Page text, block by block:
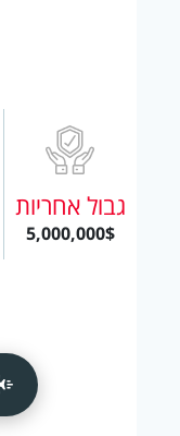
גבול אחריות
5,000,000$